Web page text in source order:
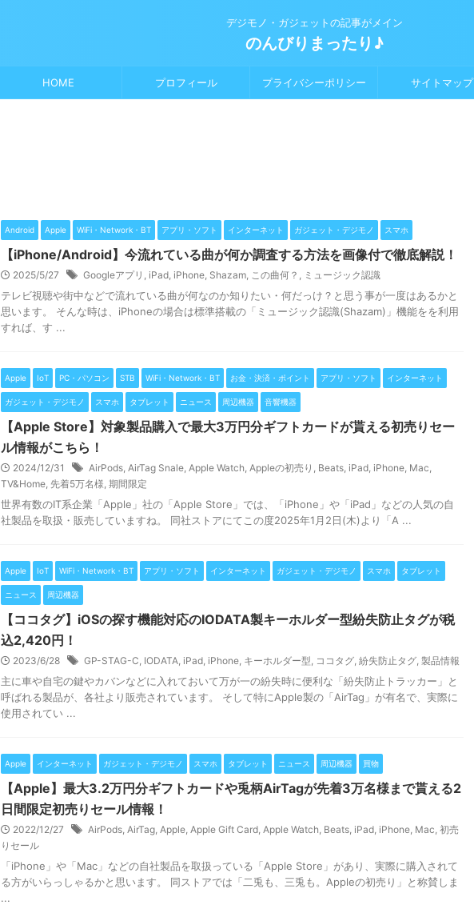
デジモノ・ガジェットの記事がメイン
のんびりまったり♪
HOME プロフィール プライバシーポリシー サイトマップ
Android Apple WiFi・Network・BT アプリ・ソフト インターネット ガジェット・デジモノ スマホ
【iPhone/Android】今流れている曲が何か調査する方法を画像付で徹底解説！
2025/5/27 Googleアプリ , iPad, iPhone, Shazam, この曲何？ , ミュージック認識
テレビ視聴や街中などで流れている曲が何なのか知りたい・何だっけ？と思う事が一度はあるかと
思います。 そんな時は、iPhoneの場合は標準搭載の「ミュージック認識(Shazam)」機能をを利用
すれば、す ...
Apple IoT PC・パソコン STB WiFi・Network・BT お金・決済・ポイント アプリ・ソフト インターネット
ガジェット・デジモノ スマホ タブレット ニュース 周辺機器 音響機器
【Apple Store】対象製品購入で最大3万円分ギフトカードが貰える初売りセー
ル情報がこちら！
2024/12/31 AirPods, AirTag Snale, Apple Watch, Appleの初売り , Beats, iPad, iPhone, Mac,
TV&Home, 先着5万名様, 期間限定
世界有数のIT系企業「Apple」社の「Apple Store」では、「iPhone」や「iPad」などの人気の自
社製品を取扱・販売していますね。 同社ストアにてこの度2025年1月2日(木)より「A ...
Apple IoT WiFi・Network・BT アプリ・ソフト インターネット ガジェット・デジモノ スマホ タブレット
ニュース 周辺機器
【ココタグ】iOSの探す機能対応のIODATA製キーホルダー型紛失防止タグが税
込2,420円！
2023/6/28 GP-STAG-C, IODATA, iPad, iPhone, キーホルダー型, ココタグ, 紛失防止タグ, 製品情報
主に車や自宅の鍵やカバンなどに入れておいて万が一の紛失時に便利な「紛失防止トラッカー」と
呼ばれる製品が、各社より販売されています。 そして特にApple製の「AirTag」が有名で、実際に
使用されてい ...
Apple インターネット ガジェット・デジモノ スマホ タブレット ニュース 周辺機器 買物
【Apple】最大3.2万円分ギフトカードや兎柄AirTagが先着3万名様まで貰える2
日間限定初売りセール情報！
2022/12/27 AirPods, AirTag, Apple, Apple Gift Card, Apple Watch, Beats, iPad, iPhone, Mac, 初売
りセール
「iPhone」や「Mac」などの自社製品を取扱っている「Apple Store」があり、実際に購入されて
る方がいらっしゃるかと思います。 同ストアでは「二兎も、三兎も。Appleの初売り」と称賛しま
...